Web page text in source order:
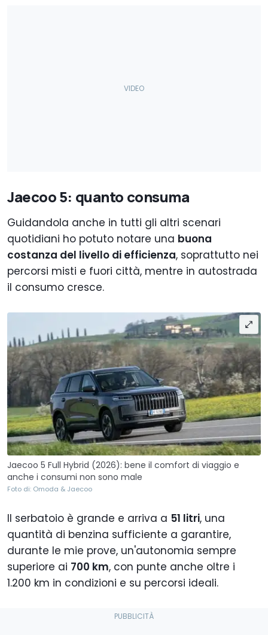
Jaecoo 5: quanto consuma
Guidandola anche in tutti gli altri scenari
quotidiani ho potuto notare una buona
costanza del livello di efficienza, soprattutto nei
percorsi misti e fuori città, mentre in autostrada
il consumo cresce.
Jaecoo 5 Full Hybrid (2026): bene il comfort di viaggio e
anche i consumi non sono male
Foto di: Omoda & Jaecoo
Il serbatoio è grande e arriva a 51 litri, una
quantità di benzina sufficiente a garantire,
durante le mie prove, un'autonomia sempre
superiore ai 700 km, con punte anche oltre i
1.200 km in condizioni e su percorsi ideali.